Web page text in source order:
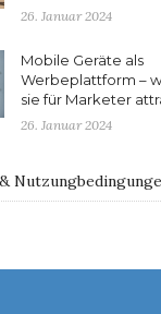
26. Januar 2024
Mobile Geräte als
Werbeplattform –
sie für Marketer
26. Januar 2024